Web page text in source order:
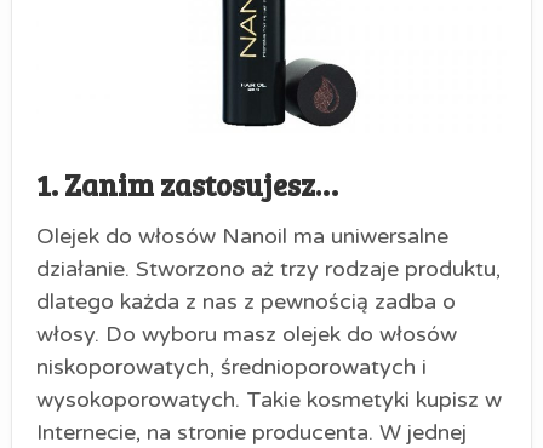
1. Zanim zastosujesz…
Olejek do włosów Nanoil ma uniwersalne
działanie. Stworzono aż trzy rodzaje produktu,
dlatego każda z nas z pewnością zadba o
włosy. Do wyboru masz olejek do włosów
niskoporowatych, średnioporowatych i
wysokoporowatych. Takie kosmetyki kupisz w
Internecie, na stronie producenta. W jednej